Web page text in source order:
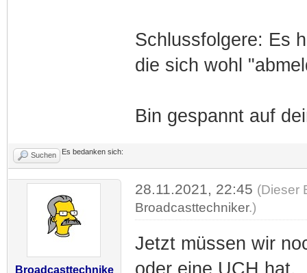
Schlussfolgere: Es
die sich wohl
Bin gespannt auf
Suchen Es bedanken sich:
Broadcasttechnike
28.11.2021, 22:45 (Dieser
Broadcasttechniker.)
Jetzt müssen wir
oder eine UCH hat.